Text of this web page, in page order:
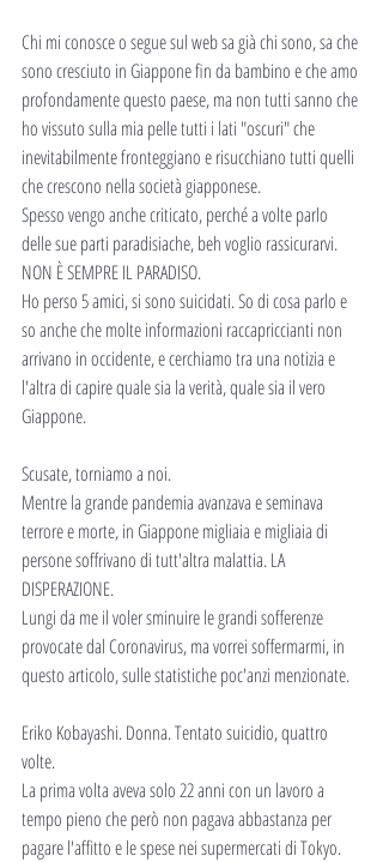
Chi mi conosce o segue sul web sa già chi sono, sa che
sono cresciuto in Giappone fin da bambino e che amo
profondamente questo paese, ma non tutti sanno che
ho vissuto sulla mia pelle tutti i lati "oscuri" che
inevitabilmente fronteggiano e risucchiano tutti quelli
che crescono nella società giapponese.
Spesso vengo anche criticato, perché a volte parlo
delle sue parti paradisiache, beh voglio rassicurarvi.
NON È SEMPRE IL PARADISO.
Ho perso 5 amici, si sono suicidati. So di cosa parlo e
so anche che molte informazioni raccapriccianti non
arrivano in occidente, e cerchiamo tra una notizia e
l'altra di capire quale sia la verità, quale sia il vero
Giappone.
Scusate, torniamo a noi.
Mentre la grande pandemia avanzava e seminava
terrore e morte, in Giappone migliaia e migliaia di
persone soffrivano di tutt'altra malattia. LA
DISPERAZIONE.
Lungi da me il voler sminuire le grandi sofferenze
provocate dal Coronavirus, ma vorrei soffermarmi, in
questo articolo, sulle statistiche poc'anzi menzionate.
Eriko Kobayashi. Donna. Tentato suicidio, quattro
volte.
La prima volta aveva solo 22 anni con un lavoro a
tempo pieno che però non pagava abbastanza per
pagare l'affitto e le spese nei supermercati di Tokyo.